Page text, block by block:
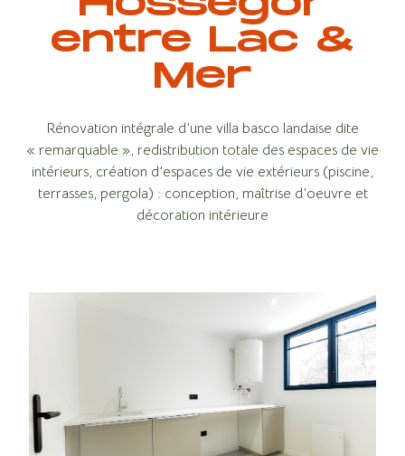
entre Lac &
Mer
Rénovation intégrale d’une villa basco landaise dite
« remarquable », redistribution totale des espaces de vie
intérieurs, création d’espaces de vie extérieurs (piscine,
terrasses, pergola) : conception, maîtrise d’oeuvre et
décoration intérieure